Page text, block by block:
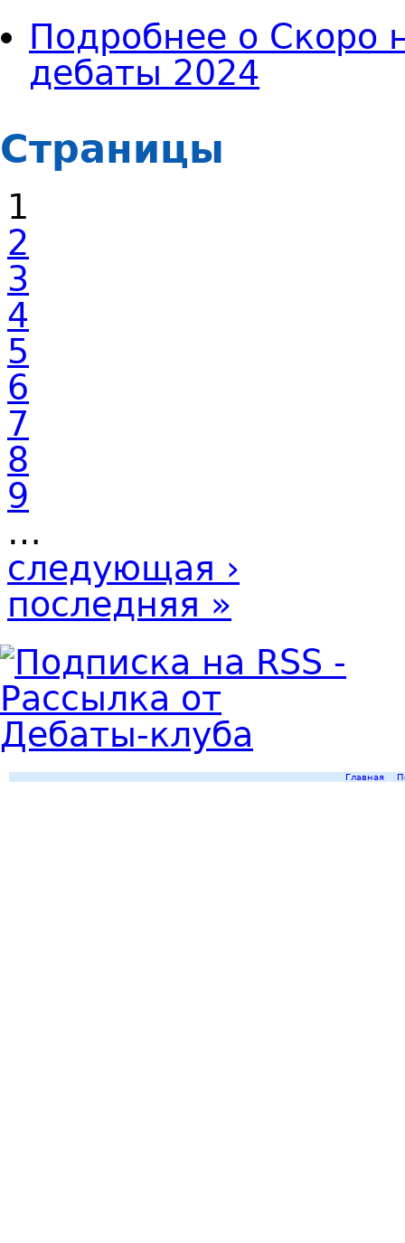
Подробнее о Скоро
дебаты 2024
Страницы
1
2
3
4
5
6
7
8
9
…
следующая ›
последняя »
Главная